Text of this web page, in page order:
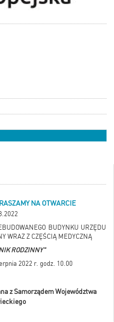
NA OTWARCIE
BUDYNKU URZĘDU
WRAZ Z CZĘŚCIĄ MEDYCZNĄ
RODZINNY"
2022 r. godz. 10.00
z Samorządem Województwa